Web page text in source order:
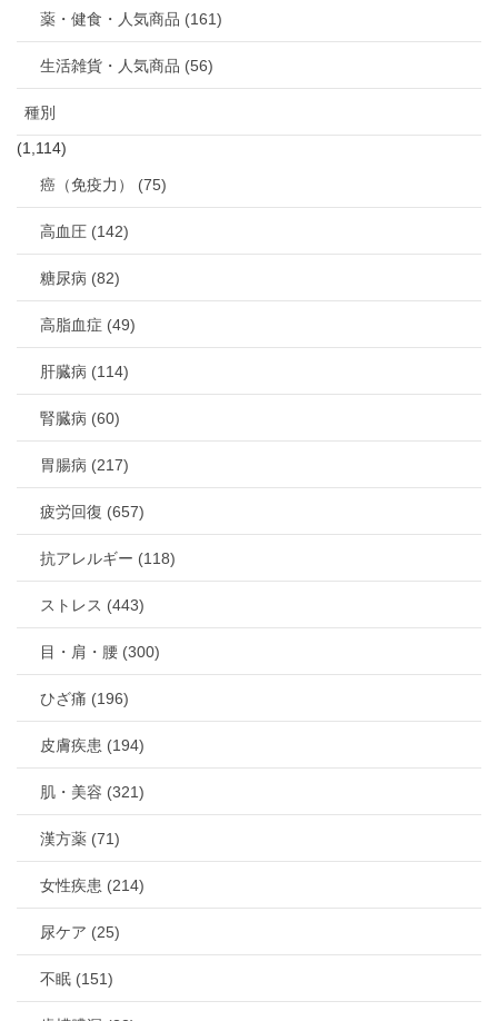
薬・健食・人気商品 (161)
生活雑貨・人気商品 (56)
種別
(1,114)
癌（免疫力） (75)
高血圧 (142)
糖尿病 (82)
高脂血症 (49)
肝臓病 (114)
腎臓病 (60)
胃腸病 (217)
疲労回復 (657)
抗アレルギー (118)
ストレス (443)
目・肩・腰 (300)
ひざ痛 (196)
皮膚疾患 (194)
肌・美容 (321)
漢方薬 (71)
女性疾患 (214)
尿ケア (25)
不眠 (151)